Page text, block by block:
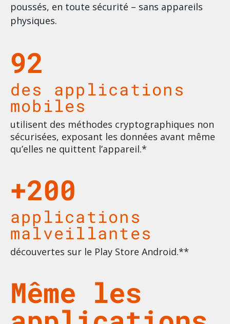
poussés, en toute sécurité – sans appareils
physiques.
92
des applications
mobiles
utilisent des méthodes cryptographiques non
sécurisées, exposant les données avant même
qu’elles ne quittent l’appareil.*
+200
applications
malveillantes
découvertes sur le Play Store Android.**
Même les